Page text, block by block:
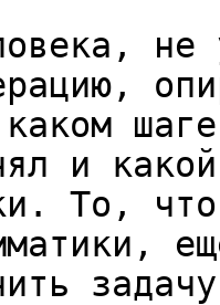
не
и
То,